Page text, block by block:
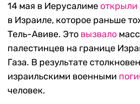
14 мая в Иерусалиме открыли
в Израиле, которое раньше
Тель-Авиве. Это вызвало
палестинцев на границе
Газа. В результате
израильскими военными
человек.